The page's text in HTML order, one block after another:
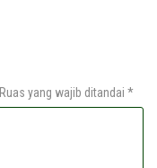
Ruas yang wajib ditandai *